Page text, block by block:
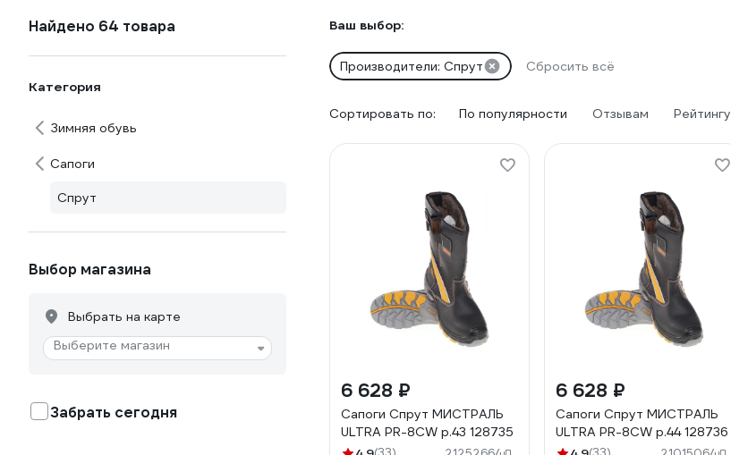
Найдено 64 товара
Категория
Зимняя обувь
Сапоги
Спрут
Выбор магазина
Выбрать на карте
Выберите магазин
Забрать сегодня
Ваш выбор:
Производители: Спрут Сбросить всё
Сортировать по: По популярности Отзывам Рейтингу
6 628 ₽
Сапоги Спрут МИСТРАЛЬ
ULTRA PR-8CW р.43 128735
6 628 ₽
Сапоги Спрут МИСТРАЛЬ
ULTRA PR-8CW р.44 128736